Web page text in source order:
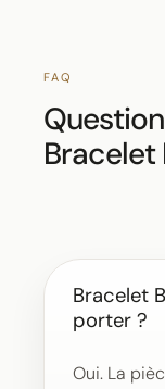
FAQ
Bracelet
Bracelet
porter ?
Oui. La